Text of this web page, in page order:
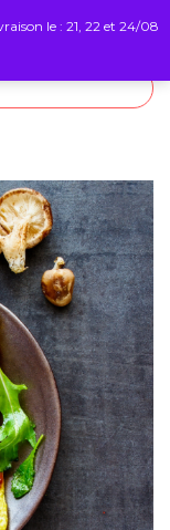
le : 21, 22 et 24/08